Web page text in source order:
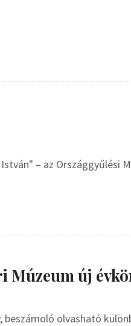
– az Országgyűlési
Múzeum új
beszámoló olvasható